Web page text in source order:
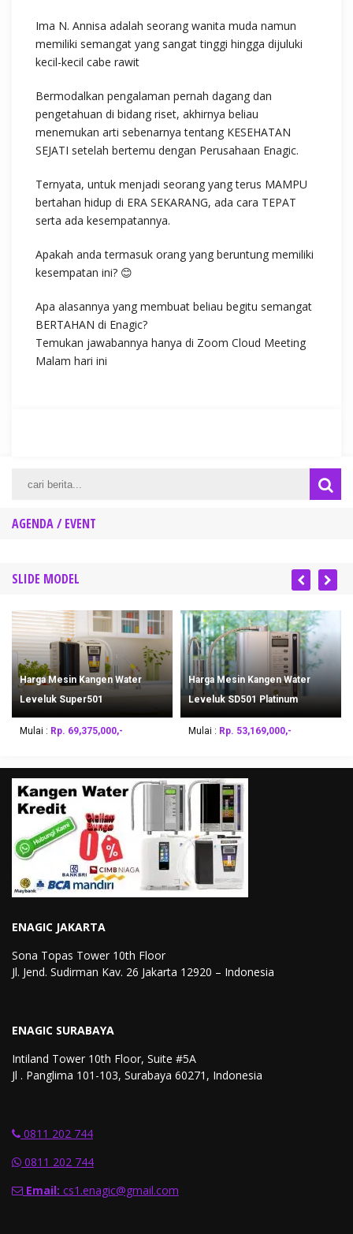
Ima N. Annisa adalah seorang wanita muda namun
memiliki semangat yang sangat tinggi hingga dijuluki
kecil-kecil cabe rawit
Bermodalkan pengalaman pernah dagang dan
pengetahuan di bidang riset, akhirnya beliau
menemukan arti sebenarnya tentang KESEHATAN
SEJATI setelah bertemu dengan Perusahaan Enagic.
Ternyata, untuk menjadi seorang yang terus MAMPU
bertahan hidup di ERA SEKARANG, ada cara TEPAT
serta ada kesempatannya.
Apakah anda termasuk orang yang beruntung memiliki
kesempatan ini? 😊
Apa alasannya yang membuat beliau begitu semangat
BERTAHAN di Enagic?
Temukan jawabannya hanya di Zoom Cloud Meeting
Malam hari ini
AGENDA / EVENT
SLIDE MODEL
Harga Mesin Kangen Water
Leveluk Super501
Mulai : Rp. 69,375,000,-
Harga Mesin Kangen Water
Leveluk SD501 Platinum
Mulai : Rp. 53,169,000,-
ENAGIC JAKARTA
Sona Topas Tower 10th Floor
Jl. Jend. Sudirman Kav. 26 Jakarta 12920 – Indonesia
ENAGIC SURABAYA
Intiland Tower 10th Floor, Suite #5A
Jl . Panglima 101-103, Surabaya 60271, Indonesia
0811 202 744
0811 202 744
Email: cs1.enagic@gmail.com